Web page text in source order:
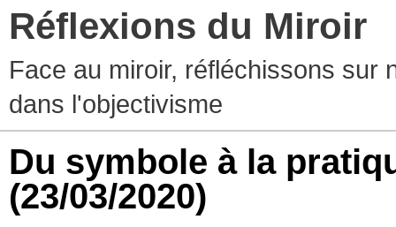
Réflexions du Miroir
Face au miroir, réfléchissons sur
dans l'objectivisme
Du symbole à la
(23/03/2020)